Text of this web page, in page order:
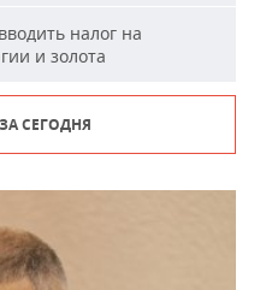
налог на
и золота
СЕГОДНЯ